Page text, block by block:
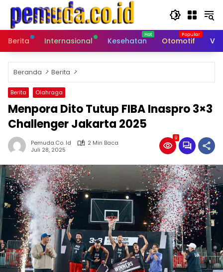
Langsung
konten
Berita
Internasional Kesehatan Otomotif
Beranda Berita
Berita Olahraga
Menpora Dito Tutup FIBA Inaspro 3×3
Challenger Jakarta 2025
Pemuda.co. Id
2 Min Baca
Juli 28, 2025
9